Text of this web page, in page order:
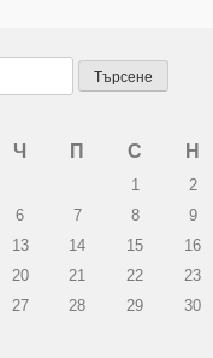
Ч П С Н
1
2
6 7 8
9
13 14 15
16
20 21 22
23
27 28 29
30